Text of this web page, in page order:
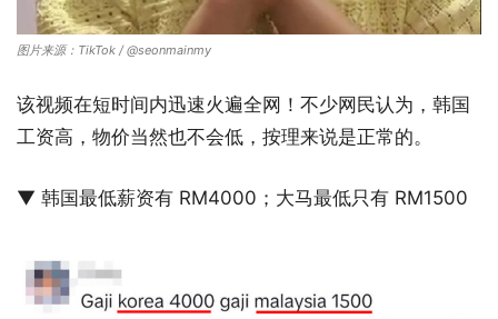
图片来源：TikTok / @seonmainmy
该视频在短时间内迅速火遍全网！不少网民认为，韩国
工资高，物价当然也不会低，按理来说是正常的。
▼ 韩国最低薪资有 RM4000；大马最低只有 RM1500